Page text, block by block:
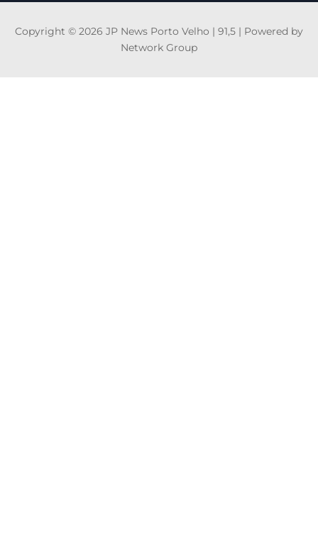
Copyright © 2026 JP News Porto Velho | 91,5 | Powered by
Network Group